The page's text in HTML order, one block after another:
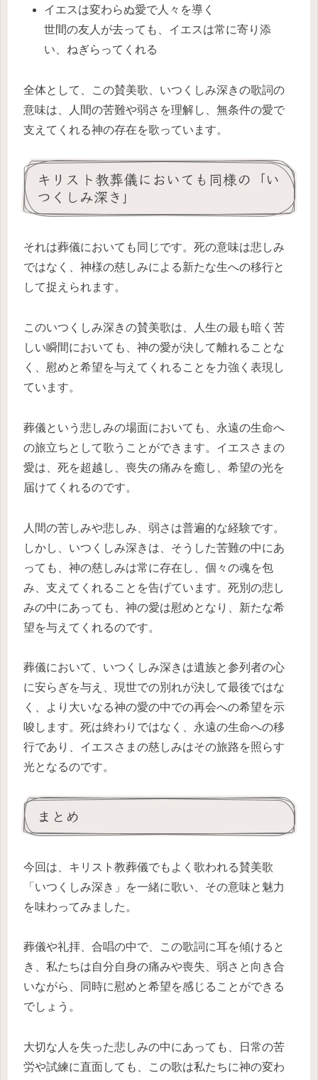
イエスは変わらぬ愛で人々を導く
世間の友人が去っても、イエスは常に寄り添
い、ねぎらってくれる
全体として、この賛美歌、いつくしみ深きの歌詞の
意味は、人間の苦難や弱さを理解し、無条件の愛で
支えてくれる神の存在を歌っています。
キリスト教葬儀においても同様の「い
つくしみ深き」
それは葬儀においても同じです。死の意味は悲しみ
ではなく、神様の慈しみによる新たな生への移行と
して捉えられます。
このいつくしみ深きの賛美歌は、人生の最も暗く苦
しい瞬間においても、神の愛が決して離れることな
く、慰めと希望を与えてくれることを力強く表現し
ています。
葬儀という悲しみの場面においても、永遠の生命へ
の旅立ちとして歌うことができます。イエスさまの
愛は、死を超越し、喪失の痛みを癒し、希望の光を
届けてくれるのです。
人間の苦しみや悲しみ、弱さは普遍的な経験です。
しかし、いつくしみ深きは、そうした苦難の中にあ
っても、神の慈しみは常に存在し、個々の魂を包
み、支えてくれることを告げています。死別の悲し
みの中にあっても、神の愛は慰めとなり、新たな希
望を与えてくれるのです。
葬儀において、いつくしみ深きは遺族と参列者の心
に安らぎを与え、現世での別れが決して最後ではな
く、より大いなる神の愛の中での再会への希望を示
唆します。死は終わりではなく、永遠の生命への移
行であり、イエスさまの慈しみはその旅路を照らす
光となるのです。
まとめ
今回は、キリスト教葬儀でもよく歌われる賛美歌
「いつくしみ深き」を一緒に歌い、その意味と魅力
を味わってみました。
葬儀や礼拝、合唱の中で、この歌詞に耳を傾けると
き、私たちは自分自身の痛みや喪失、弱さと向き合
いながら、同時に慰めと希望を感じることができる
でしょう。
大切な人を失った悲しみの中にあっても、日常の苦
労や試練に直面しても、この歌は私たちに神の変わ